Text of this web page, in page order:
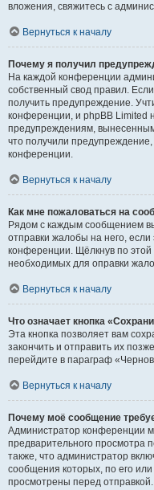
вложения, свяжитесь с
Вернуться к началу
Почему я получил
На каждой конференции
собственный свод правил.
получить предупреждение.
конференции, и phpBB Limited
предупреждениям,
что получили
конференции.
Вернуться к началу
Как мне пожаловаться на
Рядом с каждым сообщением
отправки жалобы на него,
конференции. Щёлкнув по
необходимых для оправки
Вернуться к началу
Что означает кнопка
Эта кнопка позволяет вам
закончить и отправить их
перейдите в параграф
Вернуться к началу
Почему моё сообщение
Администратор конференции
предварительного просмотра
также, что администратор
сообщения которых, по его
просмотрены перед